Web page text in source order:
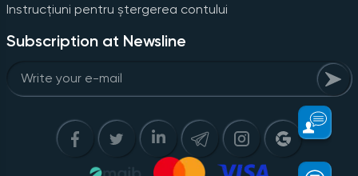
Instrucțiuni pentru ștergerea contului
Subscription at Newsline